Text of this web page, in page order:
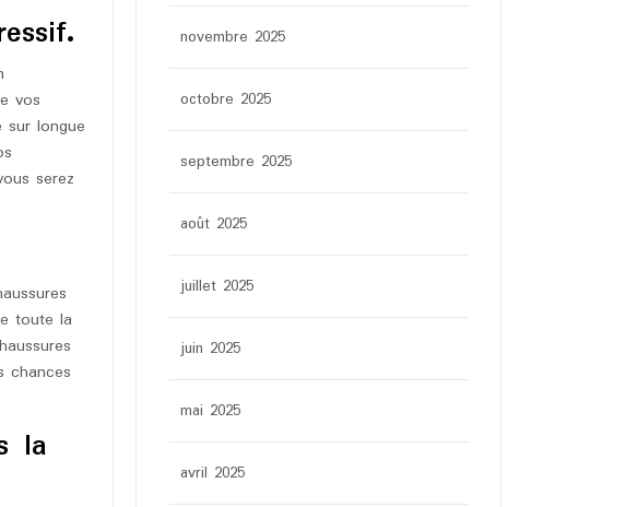
vos
sur longue
serez
toute la
chances
la
novembre 2025
octobre 2025
septembre 2025
août 2025
juillet 2025
juin 2025
mai 2025
avril 2025